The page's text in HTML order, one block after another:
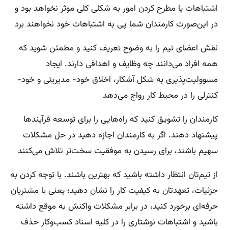
اشتباهات یا مطرح کردن امور به شکلی کلی موثر نخواهد بود و
در این‌صورت کارمندان شما پی به اشتباهات خود نخواهند برد
نقش اعضای تیم را به وضوح تعریف کنید و مطمئن شوید که
همه افراد می‌دانند چه وظایف و اهدافی دارند. ایجاد
مسوولیت‌پذیری به شکل آشکار، اخلاق خود- مدیریتی و خود-
کنترلی را در محیط کار رواج می‌دهد
کارمندان را تشویق کنید که راه‌هایی را برای توسعه فرآیندها
پیشنهاد دهند. اگر به کارمندان اجازه دهید در حل مشکلات
سهیم باشند، برای رسیدن به موفقیت سخت‌تر تلاش می‌کنند
از تیم‌تان انتظار داشته باشید که بهترین باشند. با توجه کردن به
جزئیات، تعهدتان به کیفیت کار را نشان دهید؛ یعنی با مشتریان
حرفه‌ای برخورد کنید، در برابر مشکلات واکنش به موقع داشته
باشید و اشتباهات نوشتاری را در کلیه اسناد کسب‌وکار حذف